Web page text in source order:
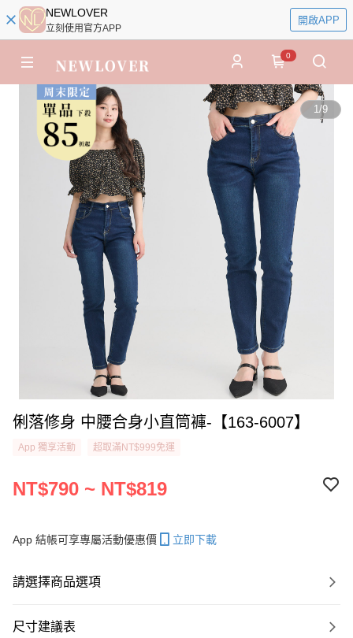
NEWLOVER
立刻使用官方APP
開啟APP
0
1/9
俐落修身 中腰合身小直筒褲-【163-6007】
App 獨享活動 超取滿NT$999免運
NT$790 ~ NT$819
App 結帳可享專屬活動優惠價 立即下載
請選擇商品選項
尺寸建議表